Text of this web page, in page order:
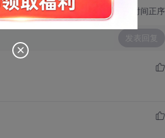
切换为时间正序
发表回复